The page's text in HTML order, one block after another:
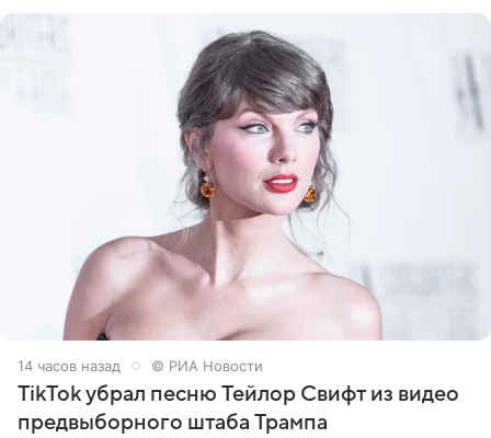
14 часов назад © РИА Новости
TikTok убрал песню Тейлор Свифт из видео
предвыборного штаба Трампа